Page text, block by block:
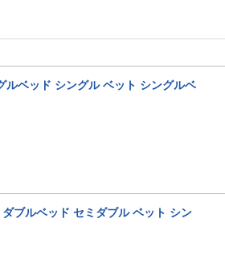
ルベッド シングル ベット シングルベ
ブルベッド セミダブル ベット シン